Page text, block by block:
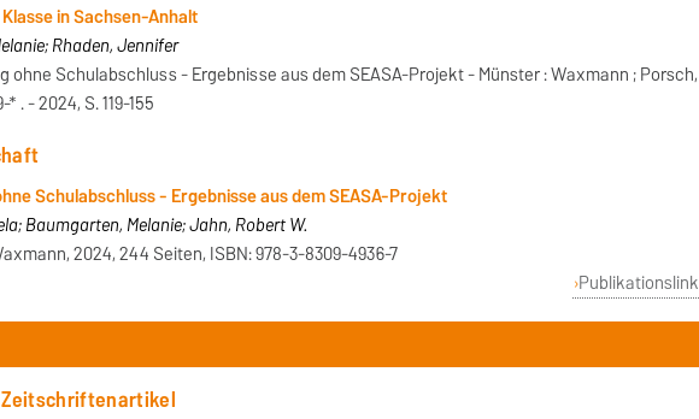
in Sachsen-Anhalt
Rhaden, Jennifer
ohne Schulabschluss - Ergebnisse aus dem SEASA-Projekt - Münster : Waxmann ; Porsch,
. - 2024, S. 119-155
Schulabschluss - Ergebnisse aus dem SEASA-Projekt
Baumgarten, Melanie; Jahn, Robert W.
2024, 244 Seiten, ISBN: 978-3-8309-4936-7
Publikationslink